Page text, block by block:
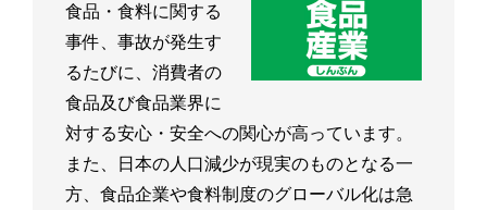
食品・食料に関する
事件、事故が発生す
るたびに、消費者の
食品及び食品業界に
対する安心・安全への関心が高っています。
また、日本の人口減少が現実のものとなる一
方、食品企業や食料制度のグローバル化は急